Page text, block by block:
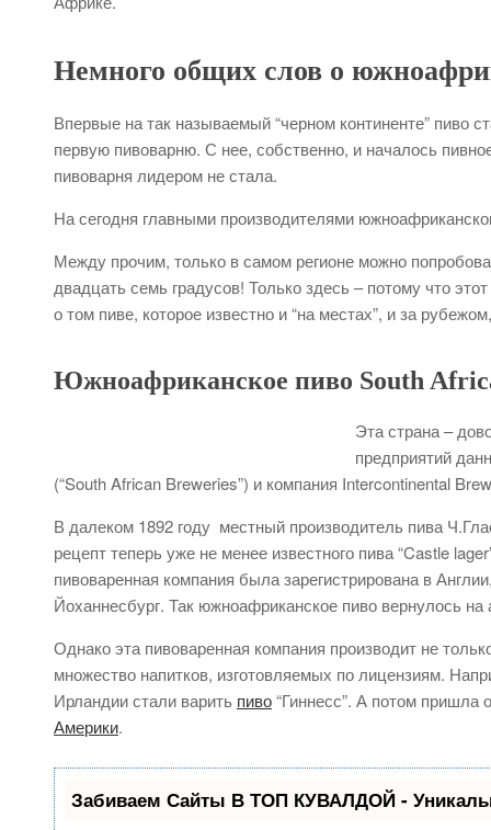
Немного общих слов о
Впервые на так называемый “черном континенте” пиво
первую пивоварню. С нее, собственно, и началось
пивоварня лидером не стала.
На сегодня главными производителями
Между прочим, только в самом регионе можно
двадцать семь градусов! Только здесь – потому что
о том пиве, которое известно и “на местах”, и за
Южноафриканское пиво South
Эта страна –
предприятий
(“South African Breweries”) и компания Intercontinental
В далеком 1892 году местный производитель пива
рецепт теперь уже не менее известного пива “Castle
пивоваренная компания была зарегистрирована в
Йоханнесбург. Так южноафриканское пиво вернулось на
Однако эта пивоваренная компания производит не
множество напитков, изготовляемых по лицензиям.
Ирландии стали варить пиво“Гиннесс”. А потом пришла
Америки.
Забиваем Сайты В ТОП КУВАЛДОЙ -